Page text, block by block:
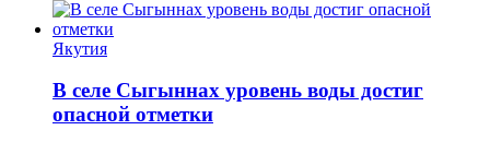
Якутия
В селе Сыгыннах уровень воды достиг
опасной отметки